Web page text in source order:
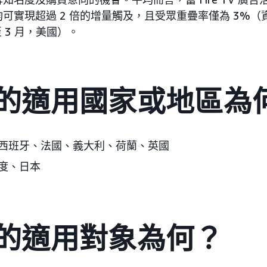
實現超過 2 倍的增量觸及，且受眾重疊率僅為 3%（
月，美國）。
適用國家或地區為
班牙、法國、義大利、荷蘭、英國
、日本
適用對象為何？